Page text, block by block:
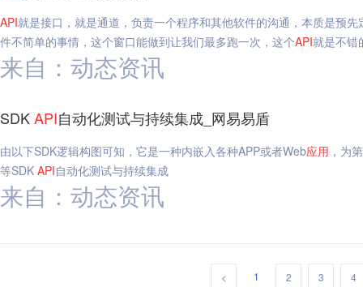
API就是接口，就是通道，负责一个程序和其他软件的沟通，本质是预
件不简单的事情，这个窗口能做到让我们最多跑一次，这个API就是不错
来自：动态资讯
SDKAPI自动化测试与持续集成_网易易盾
由以下SDK逻辑构图可知，它是一种内嵌入各种APP或者Web应用 ，为
等SDK API自动化测试与持续集成
来自：动态资讯
< 1 2 3 4